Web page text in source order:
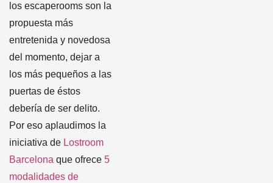
los escaperooms son la
propuesta más
entretenida y novedosa
del momento, dejar a
los más pequeños a las
puertas de éstos
debería de ser delito.
Por eso aplaudimos la
iniciativa de Lostroom
Barcelona que ofrece 5
modalidades de